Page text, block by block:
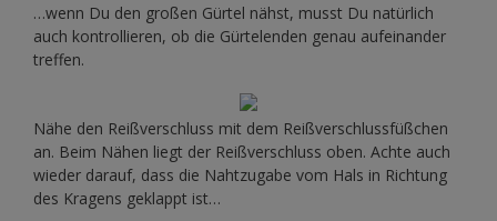
…wenn Du den großen Gürtel nähst, musst Du natürlich
auch kontrollieren, ob die Gürtelenden genau aufeinander
treffen.
Nähe den Reißverschluss mit dem Reißverschlussfüßchen
an. Beim Nähen liegt der Reißverschluss oben. Achte auch
wieder darauf, dass die Nahtzugabe vom Hals in Richtung
des Kragens geklappt ist…